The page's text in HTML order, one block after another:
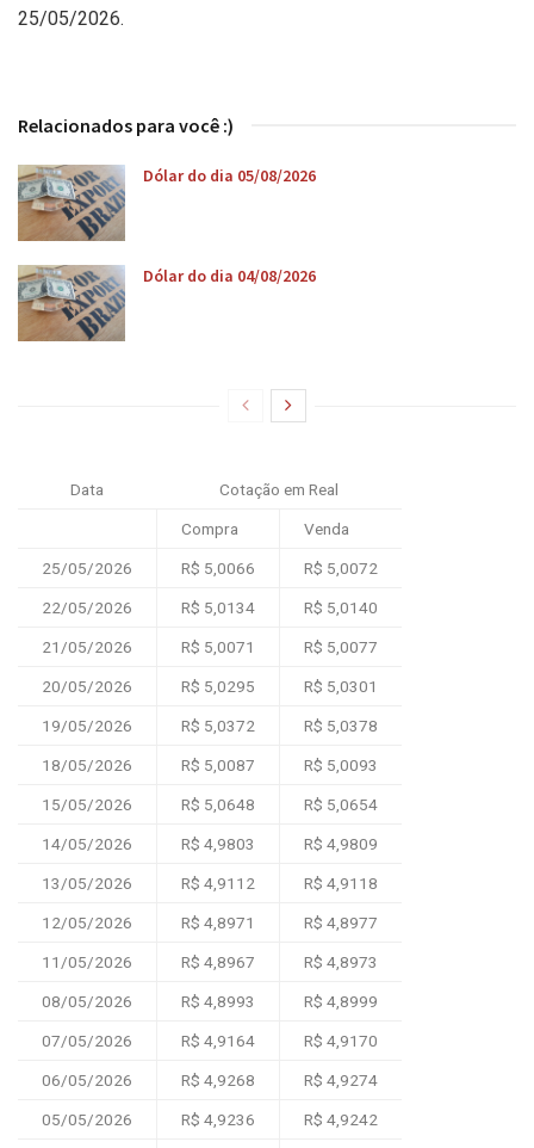
25/05/2026.
Relacionados para você :)
Dólar do dia 05/08/2026
Dólar do dia 04/08/2026
Data Cotação em Real
Compra Venda
25/05/2026 R$ 5,0066 R$ 5,0072
22/05/2026 R$ 5,0134 R$ 5,0140
21/05/2026 R$ 5,0071 R$ 5,0077
20/05/2026 R$ 5,0295 R$ 5,0301
19/05/2026 R$ 5,0372 R$ 5,0378
18/05/2026 R$ 5,0087 R$ 5,0093
15/05/2026 R$ 5,0648 R$ 5,0654
14/05/2026 R$ 4,9803 R$ 4,9809
13/05/2026 R$ 4,9112 R$ 4,9118
12/05/2026 R$ 4,8971 R$ 4,8977
11/05/2026 R$ 4,8967 R$ 4,8973
08/05/2026 R$ 4,8993 R$ 4,8999
07/05/2026 R$ 4,9164 R$ 4,9170
06/05/2026 R$ 4,9268 R$ 4,9274
05/05/2026 R$ 4,9236 R$ 4,9242